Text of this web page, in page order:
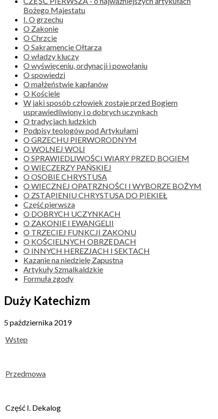
Bożego Majestatu
I. O grzechu
O Zakonie
O Chrzcie
O Sakramencie Ołtarza
O władzy kluczy
O wyświęceniu, ordynacji i powołaniu
O spowiedzi
O małżeństwie kapłanów
O Kościele
W jaki sposób człowiek zostaje przed Bogiem
usprawiedliwiony i o dobrych uczynkach
O tradycjach ludzkich
Podpisy teologów pod Artykułami
O GRZECHU PIERWORODNYM
O WOLNEJ WOLI
O SPRAWIEDLIWOŚCI WIARY PRZED BOGIEM
O WIECZERZY PAŃSKIEJ
O OSOBIE CHRYSTUSA
O WIECZNEJ OPATRZNOŚCI I WYBORZE BOŻYM
O ZSTĄPIENIU CHRYSTUSA DO PIEKIEŁ
Część pierwsza
O DOBRYCH UCZYNKACH
O ZAKONIE I EWANGELII
O TRZECIEJ FUNKCJI ZAKONU
O KOŚCIELNYCH OBRZĘDACH
O INNYCH HEREZJACH I SEKTACH
Kazanie na niedzielę Zapustną
Artykuły Szmalkaldzkie
Formuła zgody
Duży Katechizm
5 października 2019
Wstęp
Przedmowa
Część I. Dekalog